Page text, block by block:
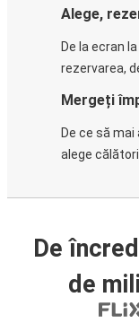
Alege,
De la ecran
rezervarea,
Mergeți
De ce să
alege
De
de